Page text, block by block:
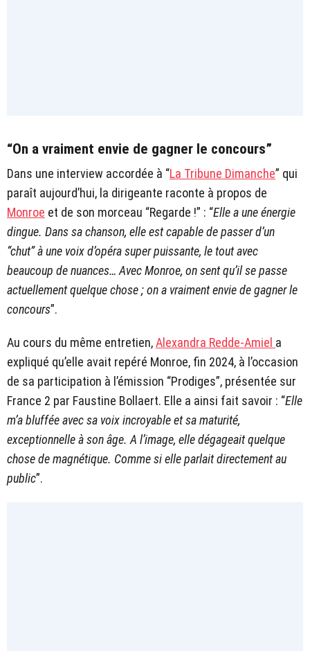
“On a vraiment envie de gagner le concours”
Dans une interview accordée à “La Tribune Dimanche” qui
paraît aujourd’hui, la dirigeante raconte à propos de
Monroe et de son morceau “Regarde !” : “Elle a une énergie
dingue. Dans sa chanson, elle est capable de passer d’un
“chut” à une voix d’opéra super puissante, le tout avec
beaucoup de nuances… Avec Monroe, on sent qu’il se passe
actuellement quelque chose ; on a vraiment envie de gagner le
concours”.
Au cours du même entretien,Alexandra Redde-Amiel a
expliqué qu’elle avait repéré Monroe, fin 2024, à l’occasion
de sa participation à l’émission “Prodiges”, présentée sur
France 2 par Faustine Bollaert. Elle a ainsi fait savoir : “Elle
m’a bluffée avec sa voix incroyable et sa maturité,
exceptionnelle à son âge. A l’image, elle dégageait quelque
chose de magnétique. Comme si elle parlait directement au
public”.